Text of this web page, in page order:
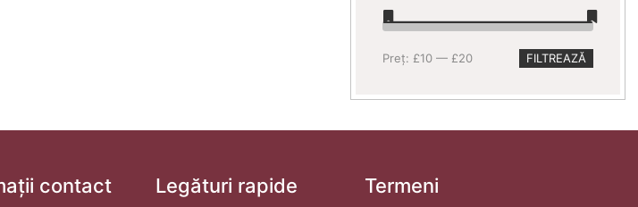
Preț
Preț
FILTREAZĂ
Preț: £10 — £20
contact Legături rapide Termeni